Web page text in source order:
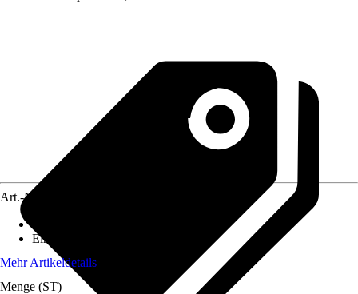
Art.-Nr.
Einsatzbereich
Mehr Artikeldetails
Menge (ST)